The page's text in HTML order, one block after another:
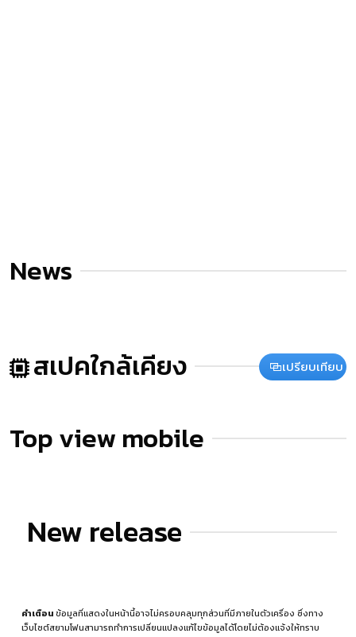
News
สเปคใกล้เคียง เปรียบเทียบ
Top view mobile
New release
คำเตือนข้อมูลที่แสดงในหน้านี้อาจไม่ครอบคลุมทุกส่วนที่มีภายในตัวเครื่อง ซึ่งทาง
เว็บไซต์สยามโฟนสามารถทำการเปลี่ยนแปลงแก้ไขข้อมูลได้โดยไม่ต้องแจ้งให้ทราบ